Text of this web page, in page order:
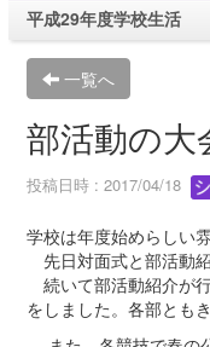
平成29年度学校生活
一覧へ
部活動の大
投稿日時 : 2017/04/18
学校は年度始めらしい
先日対面式と部活動
続いて部活動紹介が
をしました。各部とも